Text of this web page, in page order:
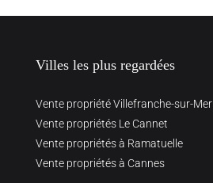
Villes les plus regardées
Vente propriété Villefranche-sur-Mer
Vente propriétés Le Cannet
Vente propriétés à Ramatuelle
Vente propriétés à Cannes